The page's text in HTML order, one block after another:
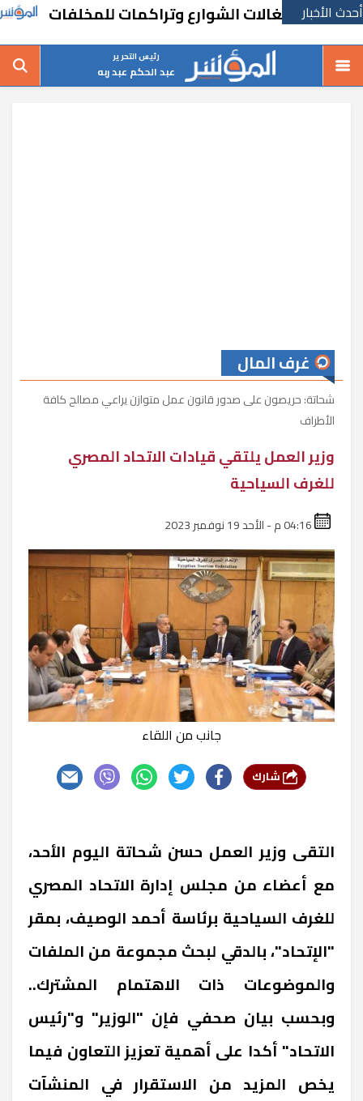
أحدث الأخبار
رئيس التحرير
عبد الحكم عبد ربه
غرف المال
شحاتة: حريصون على صدور قانون عمل متوازن يراعي مصالح كافة
الأطراف
وزير العمل يلتقي قيادات الاتحاد المصري
للغرف السياحية
جانب من اللقاء
التقى وزير العمل حسن شحاتة اليوم الأحد،
مع أعضاء من مجلس إدارة الاتحاد المصري
للغرف السياحية برئاسة أحمد الوصيف، بمقر
"الإتحاد"، بالدقي لبحث مجموعة من الملفات
والموضوعات ذات الاهتمام المشترك..
وبحسب بيان صحفي فإن "الوزير" و"رئيس
الاتحاد" أكدا على أهمية تعزيز التعاون فيما
يخص المزيد من الاستقرار في المنشآت